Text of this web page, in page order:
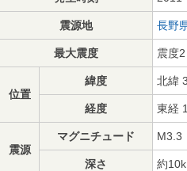
震源地 長野
最大震度 震度2
位置
緯度 北緯
経度 東経
震源
マグニチュード M3.3
深さ 約